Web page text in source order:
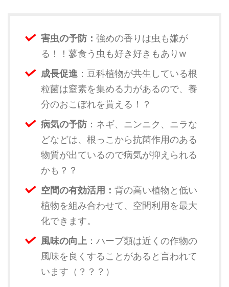
害虫の予防： 強めの香りは虫も嫌が
る！！蓼食う虫も好き好きもありw
成長促進 ：豆科植物が共生している根
粒菌は窒素を集める力があるので、養
分のおこぼれを貰える！？
病気の予防 ：ネギ、ニンニク、ニラな
どなどは、根っこから抗菌作用のある
物質が出ているので病気が抑えられる
かも？？
空間の有効活用： 背の高い植物と低い
植物を組み合わせて、空間利用を最大
化できます。
風味の向上 ：ハーブ類は近くの作物の
風味を良くすることがあると言われて
います（？？？）